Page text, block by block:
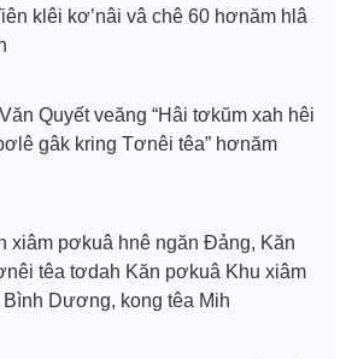
klêi kơ’nâi vâ chê 60 hơnăm hlâ
Quyết veăng “Hâi tơkŭm xah hêi
gâk kring Tơnêi têa” hơnăm
xiâm pơkuâ hnê ngăn Đảng, Kăn
têa tơdah Kăn pơkuâ Khu xiâm
Dương, kong têa Mih